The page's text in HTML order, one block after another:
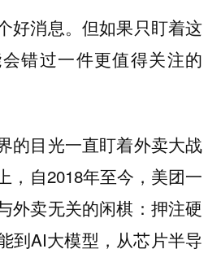
好消息。但如果只盯着这
错过一件更值得关注的
的目光一直盯着外卖大战
，自2018年至今，美团一
外卖无关的闲棋：押注硬
到AI大模型，从芯片半导